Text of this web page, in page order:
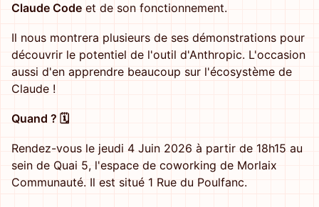
Claude Code et de son fonctionnement.
Il nous montrera plusieurs de ses démonstrations pour
découvrir le potentiel de l'outil d'Anthropic. L'occasion
aussi d'en apprendre beaucoup sur l'écosystème de
Claude !
Quand ? 🗓️
Rendez-vous le jeudi 4 Juin 2026 à partir de 18h15 au
sein de Quai 5, l'espace de coworking de Morlaix
Communauté. Il est situé 1 Rue du Poulfanc.